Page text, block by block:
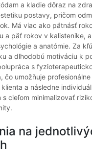
a kladie dôraz na
postavy, pričom
Má viac ako pätnásť
a päť rokov v kalistenike,
a anatómie. Za
a dlhodobú motiváciu k
s
čo umožňuje
a následne
cieľom minimalizovať
na